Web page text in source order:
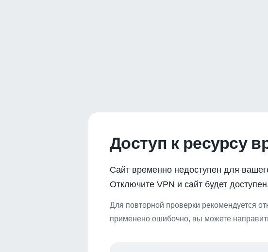
Доступ к ресурсу
Сайт временно недоступен для
Отключите VPN и сайт будет
Для повторной проверки рекомендуется
применено ошибочно, вы можете